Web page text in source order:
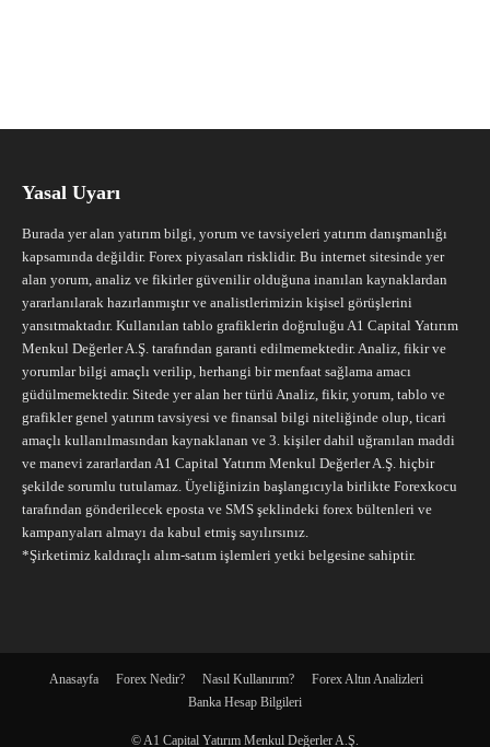
Yasal Uyarı
Burada yer alan yatırım bilgi, yorum ve tavsiyeleri yatırım danışmanlığı
kapsamında değildir. Forex piyasaları risklidir. Bu internet sitesinde yer
alan yorum, analiz ve fikirler güvenilir olduğuna inanılan kaynaklardan
yararlanılarak hazırlanmıştır ve analistlerimizin kişisel görüşlerini
yansıtmaktadır. Kullanılan tablo grafiklerin doğruluğu A1 Capital Yatırım
Menkul Değerler A.Ş. tarafından garanti edilmemektedir. Analiz, fikir ve
yorumlar bilgi amaçlı verilip, herhangi bir menfaat sağlama amacı
güdülmemektedir. Sitede yer alan her türlü Analiz, fikir, yorum, tablo ve
grafikler genel yatırım tavsiyesi ve finansal bilgi niteliğinde olup, ticari
amaçlı kullanılmasından kaynaklanan ve 3. kişiler dahil uğranılan maddi
ve manevi zararlardan A1 Capital Yatırım Menkul Değerler A.Ş. hiçbir
şekilde sorumlu tutulamaz. Üyeliğinizin başlangıcıyla birlikte Forexkocu
tarafından gönderilecek eposta ve SMS şeklindeki forex bültenleri ve
kampanyaları almayı da kabul etmiş sayılırsınız.
*Şirketimiz kaldıraçlı alım-satım işlemleri yetki belgesine sahiptir.
Anasayfa Forex Nedir? Nasıl Kullanırım?
Forex Altın Analizleri
Banka Hesap Bilgileri
© A1 Capital Yatırım Menkul Değerler A.Ş.